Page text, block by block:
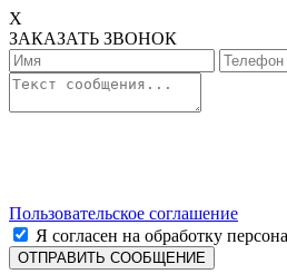
X
ЗАКАЗАТЬ ЗВОНОК
Пользовательское соглашение
Я согласен на обработку